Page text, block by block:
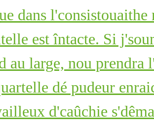
dans l'consistouaithe
est întacte. Si
au large, nou prendra
dé pudeur
d'caûchie